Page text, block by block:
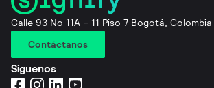
Calle 93 No 11A – 11 Piso 7 Bogotá, Colombia
Contáctanos
Síguenos